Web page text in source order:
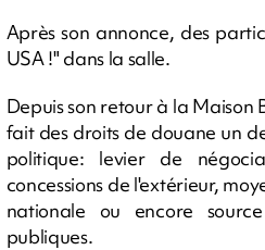
Après son annonce, des
USA !" dans la salle.
Depuis son retour à la Maison
fait des droits de douane un
politique: levier de
concessions de l'extérieur,
nationale ou encore
publiques.